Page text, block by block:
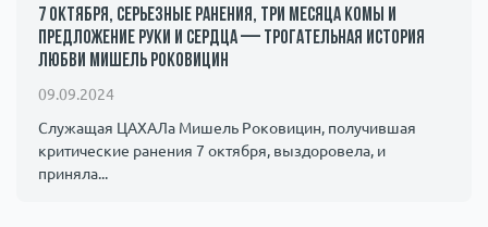
7 октября, серьезные ранения, три месяца комы и
предложение руки и сердца — трогательная история
любви Мишель Роковицин
09.09.2024
Служащая ЦАХАЛа Мишель Роковицин, получившая
критические ранения 7 октября, выздоровела, и
приняла...